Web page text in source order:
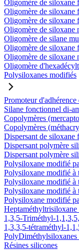
Oligomère de
Oligomère de
Oligomère de
Oligomère de
Oligomère de silane
Oligomère de
Oligomère de
Oligomère
Polysiloxanes modifiés
Promoteur
Silane fonctionnel di-
Copolymères
Copolymères
Dispersant de
Dispersant polymère
Dispersant polymère
Polysiloxane modifié
Polysiloxane modifié
Polysiloxane modifié
Polysiloxane modifié
Polysiloxane modifié
1,3,5-Triméthyl-
1,3,3,5-tétraméthyl-
Résines silicones